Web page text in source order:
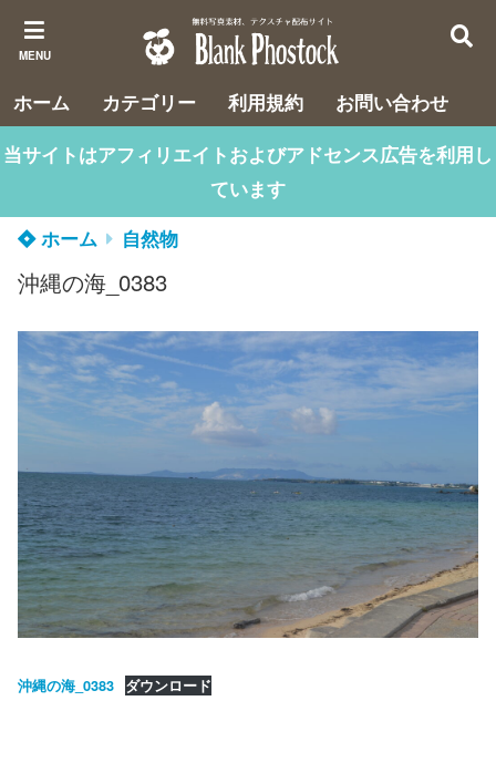
MENU
ホーム カテゴリー 利用規約
お問い合わせ
当サイトはアフィリエイトおよびアドセンス広告を利用し
ています
ホーム
自然物
沖縄の海_0383
沖縄の海_0383 ダウンロード